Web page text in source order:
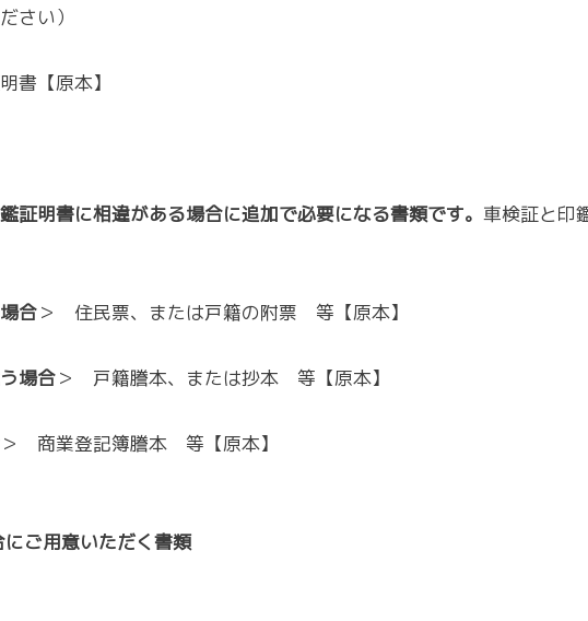
さい）
書【原本】
明書に相違がある場合に追加で必要になる書類です。 車検証と印
合＞ 住民票、または戸籍の附票 等【原本】
場合＞ 戸籍謄本、または抄本 等【原本】
＞ 商業登記簿謄本 等【原本】
ご用意いただく書類